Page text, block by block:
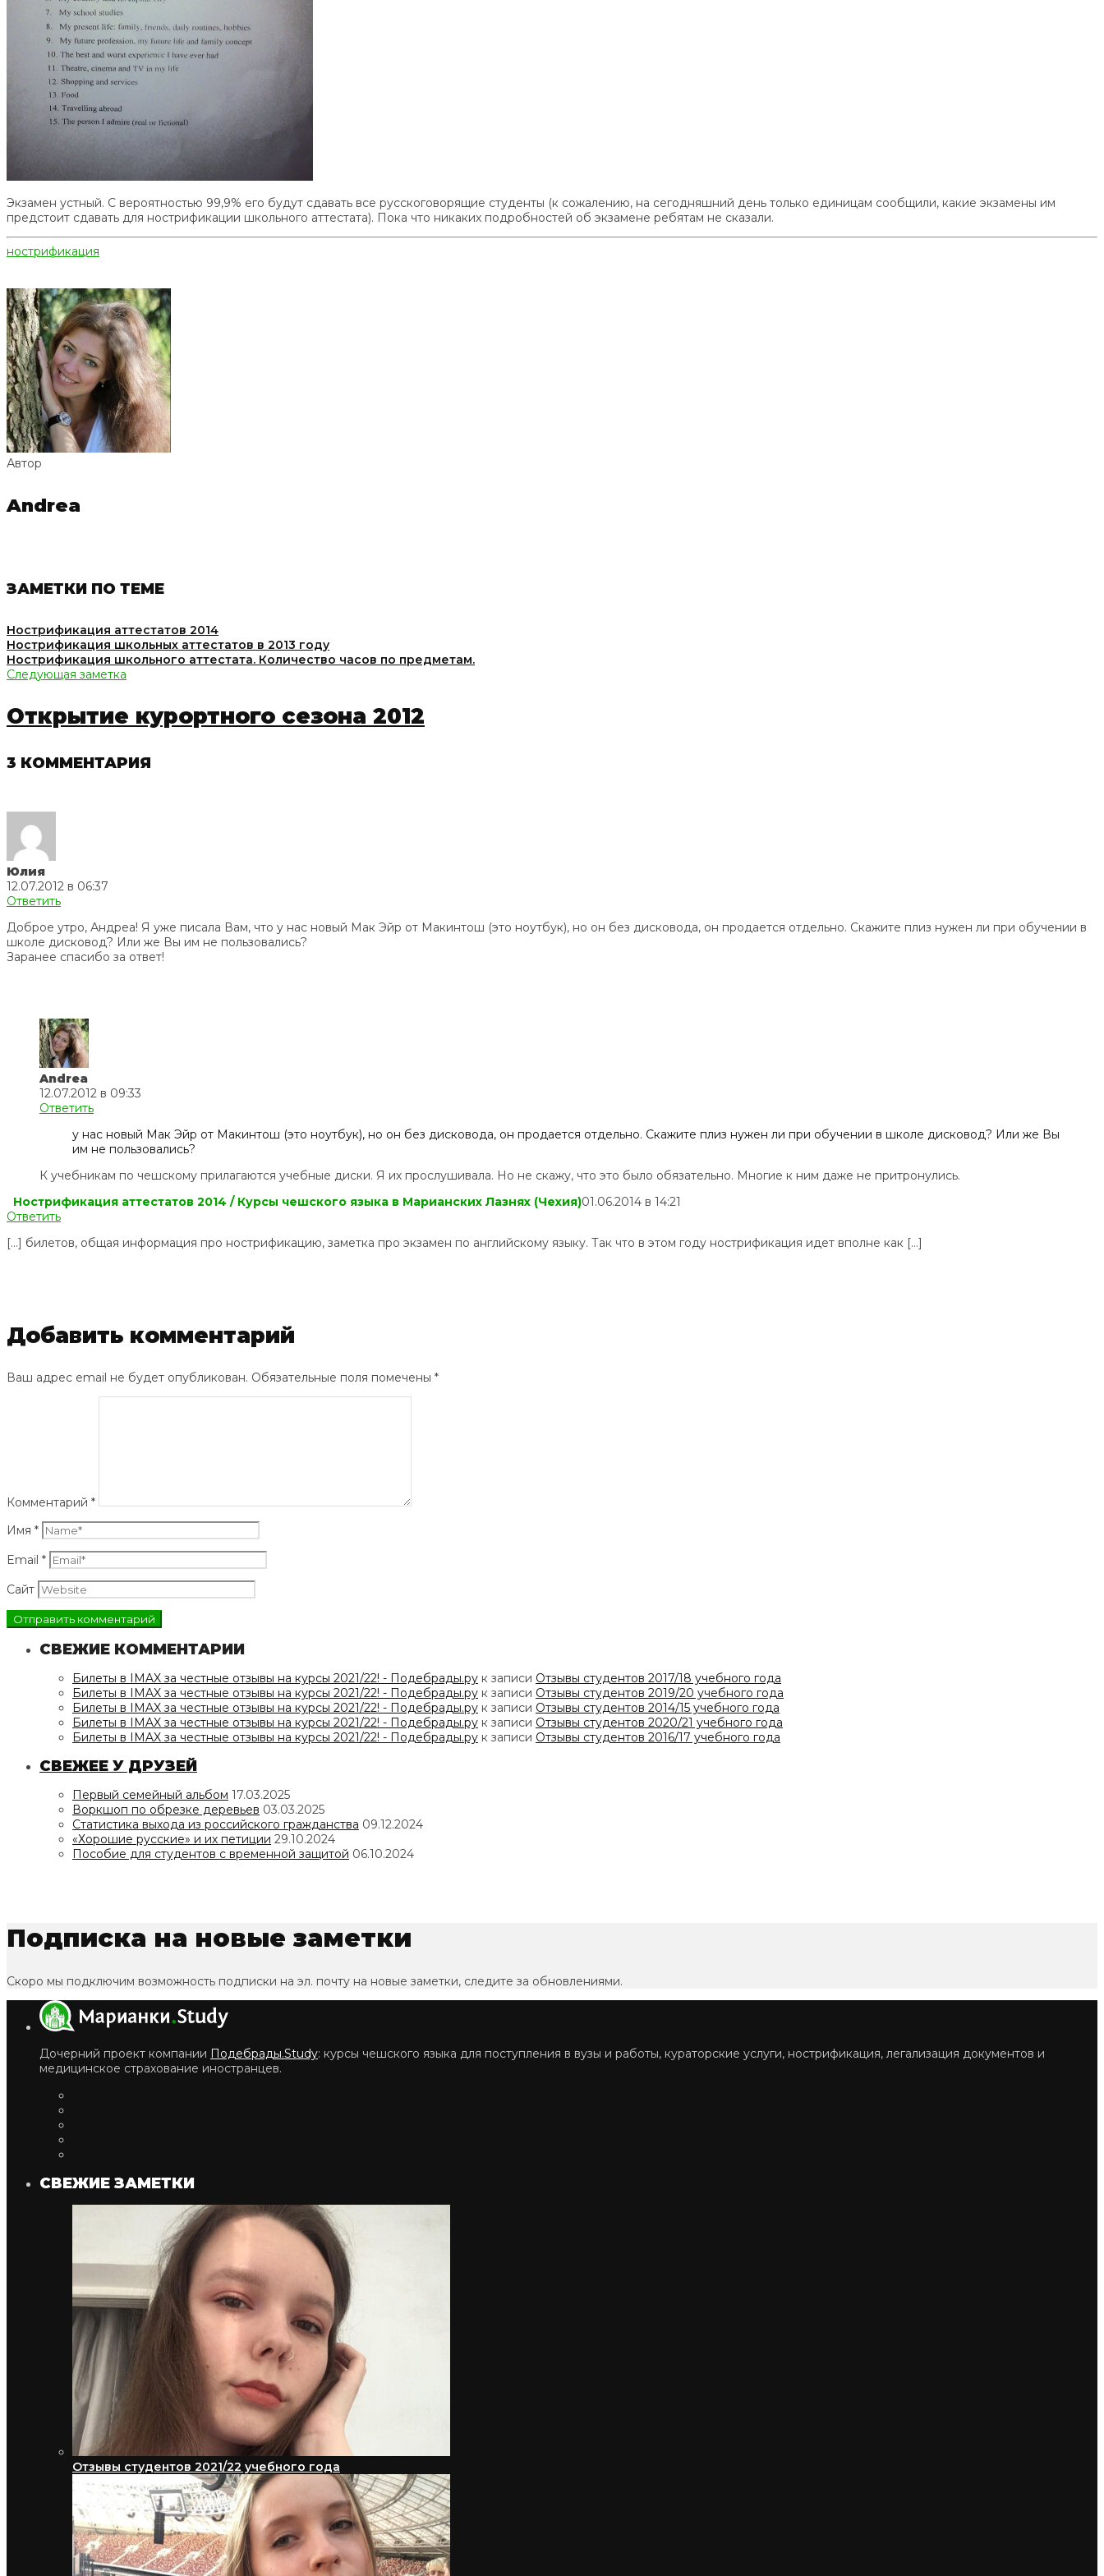
Экзамен устный. С вероятностью 99,9% его будут сдавать все русскоговорящие студенты (к сожалению, на сегодняшний день только единицам сообщили, какие экзамены им
предстоит сдавать для нострификации школьного аттестата). Пока что никаких подробностей об экзамене ребятам не сказали.
нострификация
Автор
Andrea
ЗАМЕТКИ ПО ТЕМЕ
Нострификация аттестатов 2014
Нострификация школьных аттестатов в 2013 году
Нострификация школьного аттестата. Количество часов по предметам.
Следующая заметка
Открытие курортного сезона 2012
3 КОММЕНТАРИЯ
Юлия
12.07.2012 в 06:37
Ответить
Доброе утро, Андреа! Я уже писала Вам, что у нас новый Мак Эйр от Макинтош (это ноутбук), но он без дисковода, он продается отдельно. Скажите плиз нужен ли при обучении в
школе дисковод? Или же Вы им не пользовались?
Заранее спасибо за ответ!
Andrea
12.07.2012 в 09:33
Ответить
у нас новый Мак Эйр от Макинтош (это ноутбук), но он без дисковода, он продается отдельно. Скажите плиз нужен ли при обучении в школе дисковод? Или же Вы
им не пользовались?
К учебникам по чешскому прилагаются учебные диски. Я их прослушивала. Но не скажу, что это было обязательно. Многие к ним даже не притронулись.
Нострификация аттестатов 2014 / Курсы чешского языка в Марианских Лазнях (Чехия)01.06.2014 в 14:21
Ответить
[…] билетов, общая информация про нострификацию, заметка про экзамен по английскому языку. Так что в этом году нострификация идет вполне как […]
Добавить комментарий
Ваш адрес email не будет опубликован. Обязательные поля помечены *
Комментарий *
Имя *
Email *
Сайт
СВЕЖИЕ КОММЕНТАРИИ
Билеты в IMAX за честные отзывы на курсы 2021/22! - Подебрады.ру к записи Отзывы студентов 2017/18 учебного года
Билеты в IMAX за честные отзывы на курсы 2021/22! - Подебрады.ру к записи Отзывы студентов 2019/20 учебного года
Билеты в IMAX за честные отзывы на курсы 2021/22! - Подебрады.ру к записи Отзывы студентов 2014/15 учебного года
Билеты в IMAX за честные отзывы на курсы 2021/22! - Подебрады.ру к записи Отзывы студентов 2020/21 учебного года
Билеты в IMAX за честные отзывы на курсы 2021/22! - Подебрады.ру к записи Отзывы студентов 2016/17 учебного года
СВЕЖЕЕ У ДРУЗЕЙ
Первый семейный альбом 17.03.2025
Воркшоп по обрезке деревьев 03.03.2025
Статистика выхода из российского гражданства 09.12.2024
«Хорошие русские» и их петиции 29.10.2024
Пособие для студентов с временной защитой 06.10.2024
Подписка на новые заметки
Скоро мы подключим возможность подписки на эл. почту на новые заметки, следите за обновлениями.
Дочерний проект компании Подебрады.Study: курсы чешского языка для поступления в вузы и работы, кураторские услуги, нострификация, легализация документов и
медицинское страхование иностранцев.
СВЕЖИЕ ЗАМЕТКИ
Отзывы студентов 2021/22 учебного года